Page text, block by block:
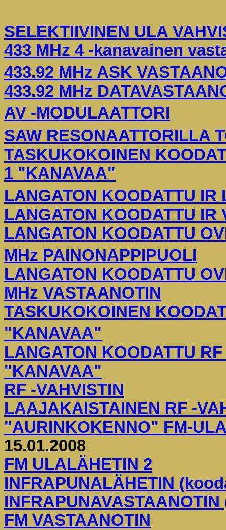
SELEKTIIVINEN ULA
433 MHz 4 -kanavainen
433.92 MHz ASK
433.92 MHz
AV -MODULAATTORI
SAW RESONAATTORILLA
TASKUKOKOINEN
1 "KANAVAA"
LANGATON KOODATTU
LANGATON KOODATTU
LANGATON KOODATTU
MHz PAINONAPPIPUOLI
LANGATON KOODATTU
MHz VASTAANOTIN
TASKUKOKOINEN
"KANAVAA"
LANGATON KOODATTU
"KANAVAA"
RF -VAHVISTIN
LAAJAKAISTAINEN RF -
"AURINKOKENNO" FM-
15.01.2008
FM ULALÄHETIN 2
INFRAPUNALÄHETIN
FM VASTAANOTIN